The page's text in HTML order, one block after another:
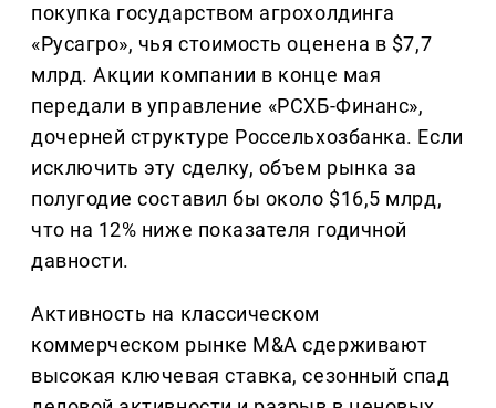
покупка государством агрохолдинга
«Русагро», чья стоимость оценена в $7,7
млрд. Акции компании в конце мая
передали в управление «РСХБ-Финанс»,
дочерней структуре Россельхозбанка. Если
исключить эту сделку, объем рынка за
полугодие составил бы около $16,5 млрд,
что на 12% ниже показателя годичной
давности.
Активность на классическом
коммерческом рынке M&A сдерживают
высокая ключевая ставка, сезонный спад